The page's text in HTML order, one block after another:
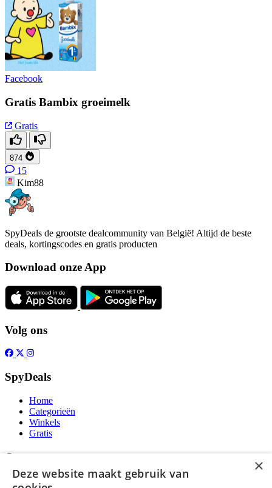
Facebook
Gratis Bambix groeimelk
Gratis
874
15
Kim88
SpyDeals de grootste dealcommunity van België! Altijd de beste
deals, kortingscodes en gratis producten
Download onze App
Volg ons
SpyDeals
Home
Categorieën
Winkels
Gratis
Over
Over ons
×
Deze website maakt gebruik van